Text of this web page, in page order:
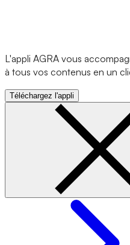
L'appli AGRA vous
à tous vos contenus en un
Téléchargez l'appli